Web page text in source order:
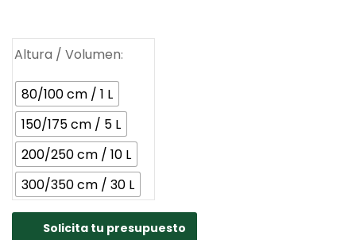
hasta
150.00€
Altura / Volumen
80/100 cm / 1 L
150/175 cm / 5 L
200/250 cm / 10 L
300/350 cm / 30 L
Solicita tu presupuesto